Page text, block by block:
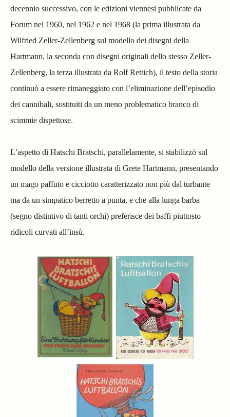
decennio successivo, con le edizioni viennesi pubblicate da
Forum nel 1960, nel 1962 e nel 1968 (la prima illustrata da
Wilfried Zeller-Zellenberg sul modello dei disegni della
Hartmann, la seconda con disegni originali dello stesso Zeller-
Zellenberg, la terza illustrata da Rolf Rettich), il testo della storia
continuò a essere rimaneggiato con l’eliminazione dell’episodio
dei cannibali, sostituiti da un meno problematico branco di
scimmie dispettose.
L’aspetto di Hatschi Bratschi, parallelamente, si stabilizzò sul
modello della versione illustrata di Grete Hartmann, presentando
un mago paffuto e cicciotto caratterizzato non più dal turbante
ma da un simpatico berretto a punta, e che alla lunga barba
(segno distintivo di tanti orchi) preferisce dei baffi piuttosto
ridicoli curvati all’insù.